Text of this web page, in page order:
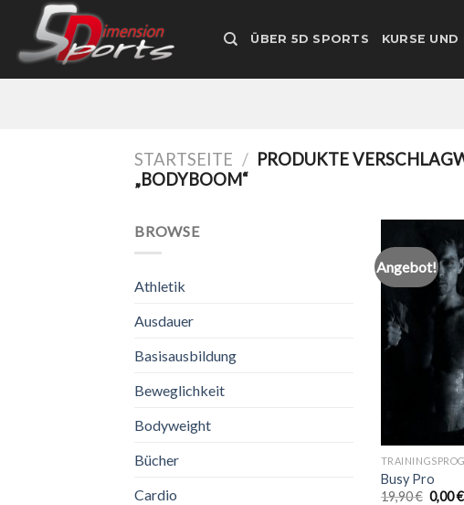
springen
ÜBER 5D SPORTS KURSE UND
STARTSEITE / PRODUKTE
„BODYBOOM“
BROWSE
Athletik
Ausdauer
Basisausbildung
Beweglichkeit
Bodyweight
Bücher
Cardio
Angebot!
Busy Pro
19,90€ 0,00€